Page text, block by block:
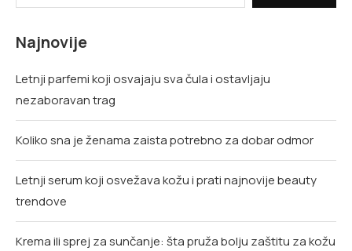
Najnovije
Letnji parfemi koji osvajaju sva čula i ostavljaju
nezaboravan trag
Koliko sna je ženama zaista potrebno za dobar odmor
Letnji serum koji osvežava kožu i prati najnovije beauty
trendove
Krema ili sprej za sunčanje: šta pruža bolju zaštitu za kožu